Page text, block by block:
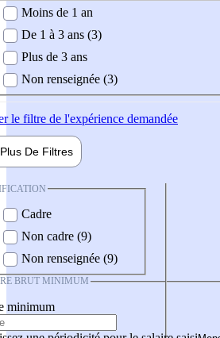
demandée
Moins de 1 an
De 1 à 3 ans (3)
Plus de 3 ans
Non renseignée (3)
le filtre de l'expérience demandée
Plus De Filtres
Cadre
Non cadre (9)
Non renseignée (9)
BRUT MINIMUM
minimum